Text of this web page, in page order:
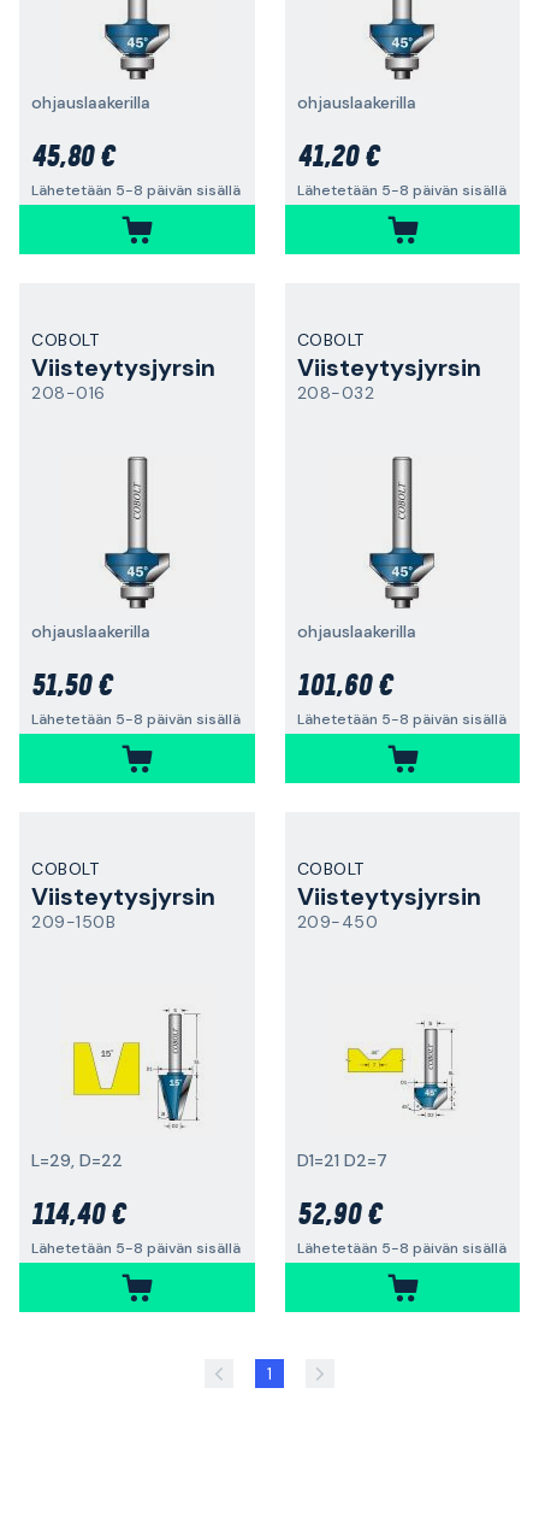
ohjauslaakerilla
45,80 €
Lähetetään 5-8 päivän sisällä
ohjauslaakerilla
41,20 €
Lähetetään 5-8 päivän sisällä
COBOLT
Viisteytysjyrsin
208-016
ohjauslaakerilla
51,50 €
Lähetetään 5-8 päivän sisällä
COBOLT
Viisteytysjyrsin
208-032
ohjauslaakerilla
101,60 €
Lähetetään 5-8 päivän sisällä
COBOLT
Viisteytysjyrsin
209-150B
L=29, D=22
114,40 €
Lähetetään 5-8 päivän sisällä
COBOLT
Viisteytysjyrsin
209-450
D1=21 D2=7
52,90 €
Lähetetään 5-8 päivän sisällä
1